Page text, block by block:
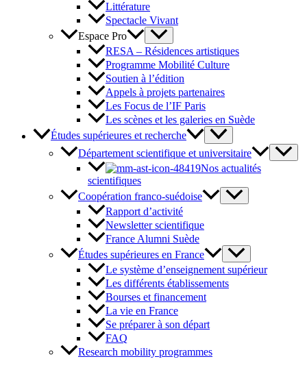
Littérature
Spectacle Vivant
Espace Pro
RESA – Résidences artistiques
Programme Mobilité Culture
Soutien à l’édition
Appels à projets partenaires
Les Focus de l’IF Paris
Les scènes et les galeries en Suède
Études supérieures et recherche
Département scientifique et universitaire
Nos actualités
scientifiques
Coopération franco-suédoise
Rapport d’activité
Newsletter scientifique
France Alumni Suède
Études supérieures en France
Le système d’enseignement supérieur
Les différents établissements
Bourses et financement
La vie en France
Se préparer à son départ
FAQ
Research mobility programmes